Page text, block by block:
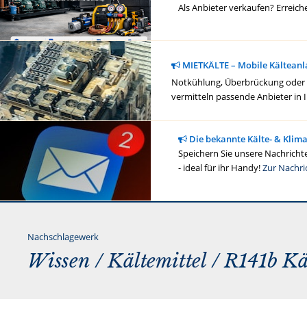
Als Anbieter verkaufen?
MIETKÄLTE – Mobile
Notkühlung, Überbrückung
vermitteln passende Anbieter in
Die bekannte Kälte- &
Speichern Sie unsere
- ideal für ihr Handy!Zur
Nachschlagewerk
Wissen /Kältemittel/ R141b